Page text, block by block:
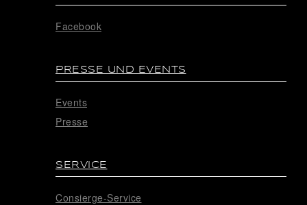
Facebook
PRESSE UND EVENTS
Events
Presse
SERVICE
Consierge-Service